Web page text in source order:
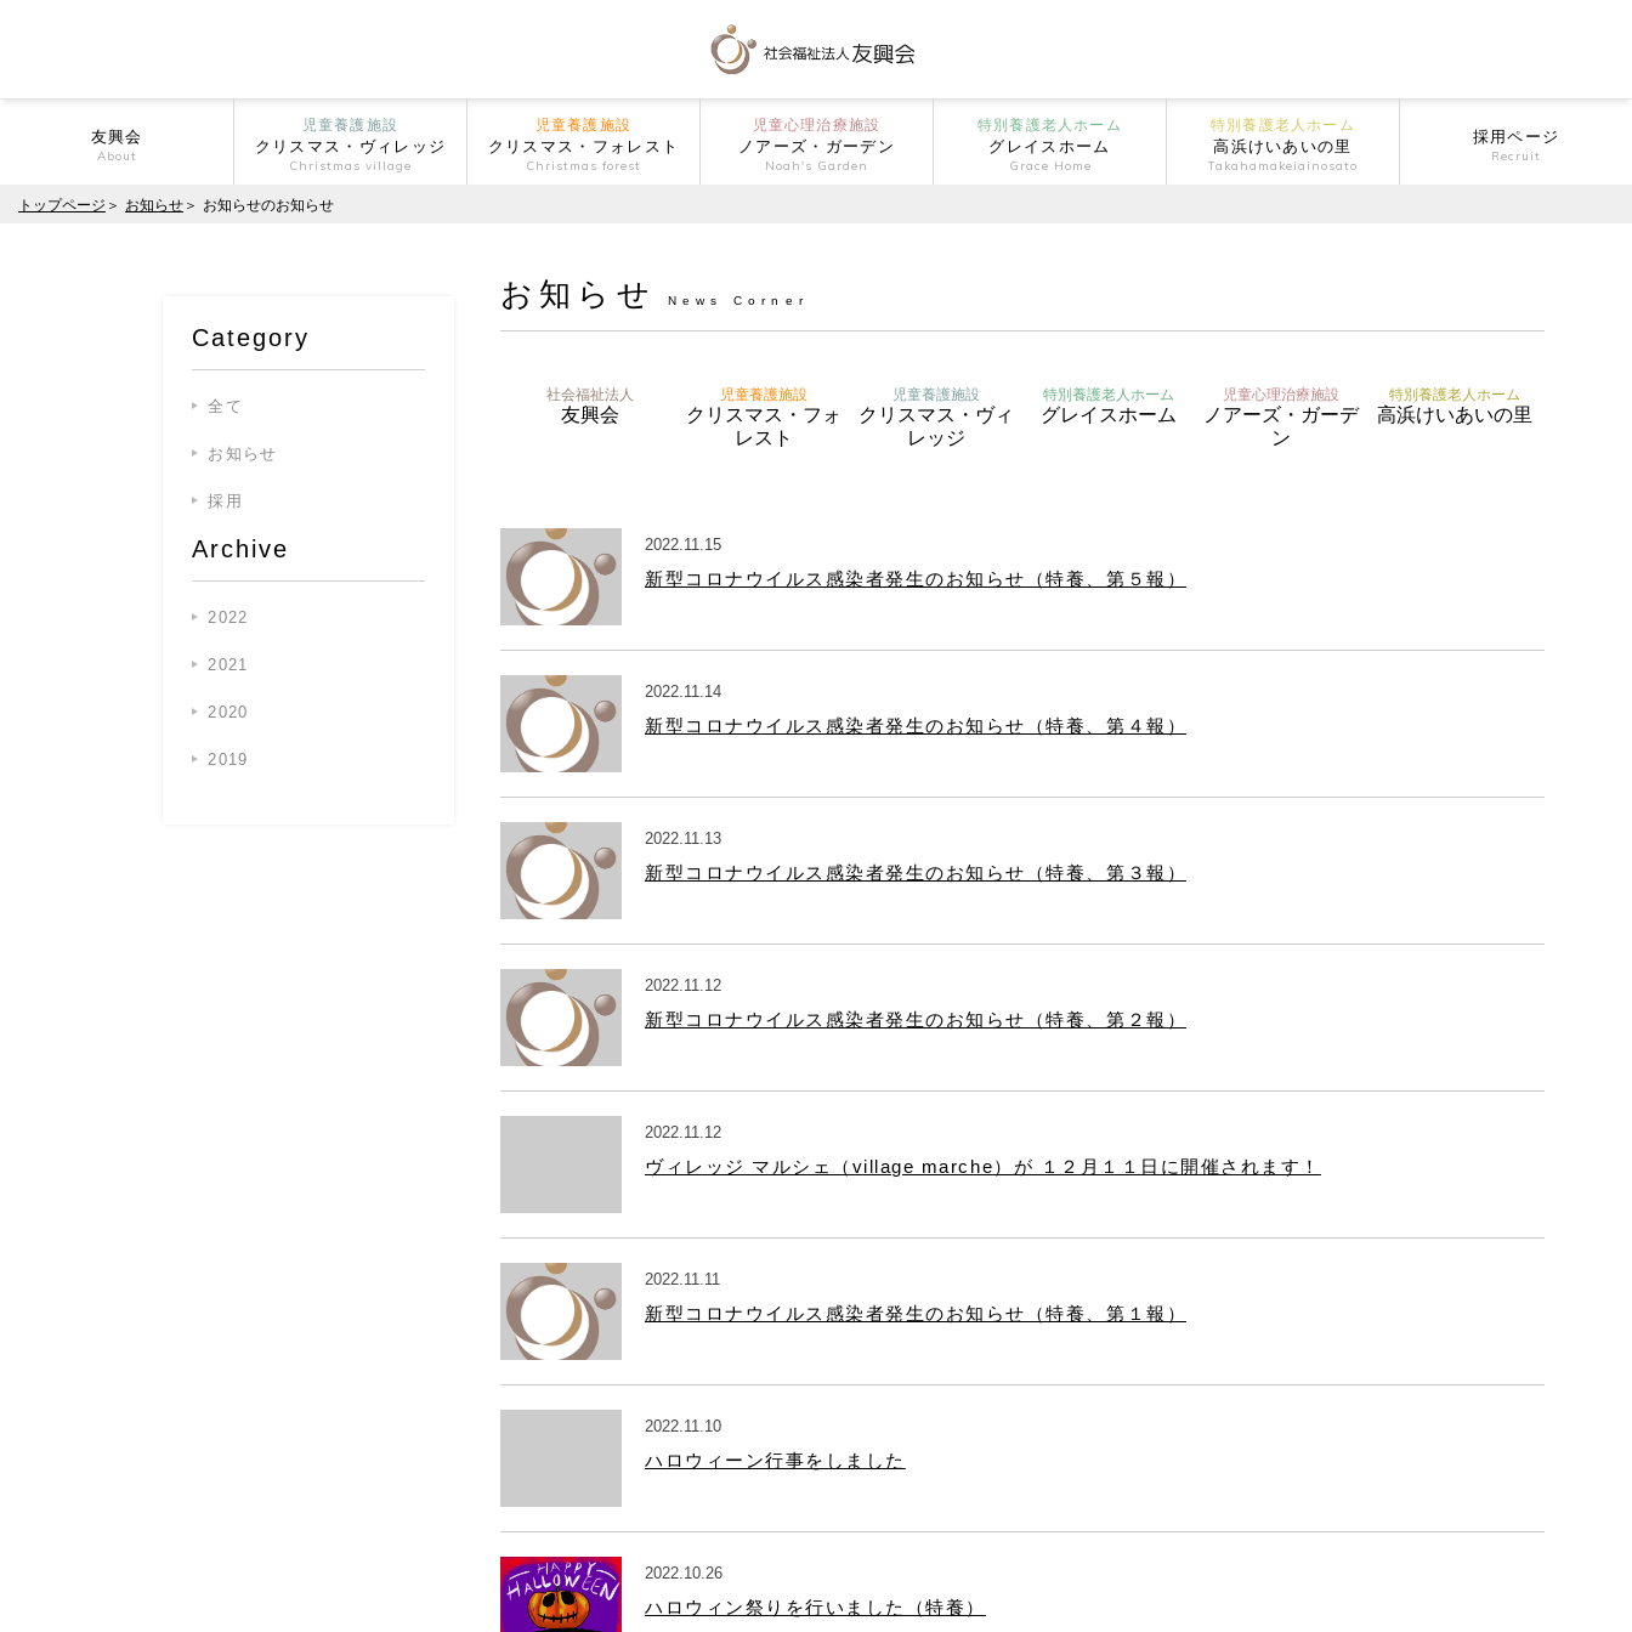
友興会
About
児童養護施設
クリスマス・ヴィレッジ
Christmas village
児童養護施設
クリスマス・フォレスト
Christmas forest
児童心理治療施設
ノアーズ・ガーデン
Noah's Garden
特別養護老人ホーム
グレイスホーム
Grace Home
特別養護老人ホーム
高浜けいあいの里
Takahamakeiainosato
採用ページ
Recruit
トップページ お知らせ お知らせのお知らせ
お知らせ News Corner
社会福祉法人
友興会
児童養護施設
クリスマス・フォ
レスト
児童養護施設
クリスマス・ヴィ
レッジ
特別養護老人ホーム
グレイスホーム
児童心理治療施設
ノアーズ・ガーデ
ン
特別養護老人ホーム
高浜けいあいの里
2022.11.15
新型コロナウイルス感染者発生のお知らせ（特養、第５報）
2022.11.14
新型コロナウイルス感染者発生のお知らせ（特養、第４報）
2022.11.13
新型コロナウイルス感染者発生のお知らせ（特養、第３報）
2022.11.12
新型コロナウイルス感染者発生のお知らせ（特養、第２報）
2022.11.12
ヴィレッジ マルシェ（village marche）が １２月１１日に開催されます！
2022.11.11
新型コロナウイルス感染者発生のお知らせ（特養、第１報）
2022.11.10
ハロウィーン行事をしました
2022.10.26
ハロウィン祭りを行いました（特養）
Category
全て
お知らせ
採用
Archive
2022
2021
2020
2019